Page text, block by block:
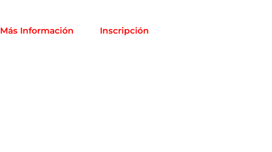
Más Información Inscripción